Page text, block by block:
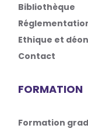
Bibliothèque
Ethique et
Contact
FORMATION
Formation